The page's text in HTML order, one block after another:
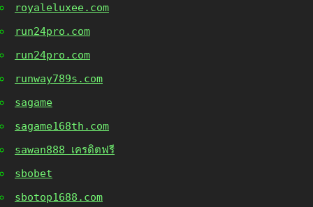
royaleluxee.com
run24pro.com
run24pro.com
runway789s.com
sagame
sagame168th.com
sawan888 เครดิตฟรี
sbobet
sbotop1688.com